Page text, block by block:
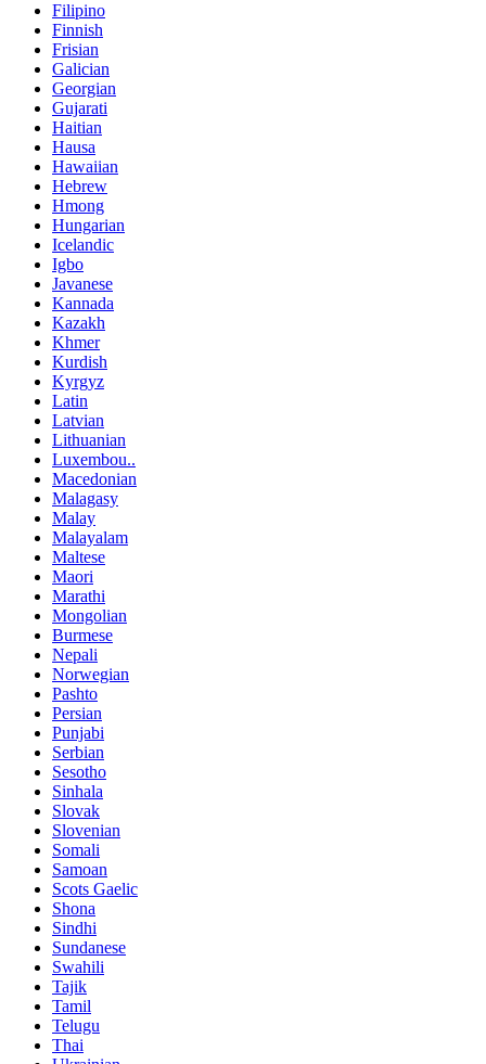
Filipino
Finnish
Frisian
Galician
Georgian
Gujarati
Haitian
Hausa
Hawaiian
Hebrew
Hmong
Hungarian
Icelandic
Igbo
Javanese
Kannada
Kazakh
Khmer
Kurdish
Kyrgyz
Latin
Latvian
Lithuanian
Luxembou..
Macedonian
Malagasy
Malay
Malayalam
Maltese
Maori
Marathi
Mongolian
Burmese
Nepali
Norwegian
Pashto
Persian
Punjabi
Serbian
Sesotho
Sinhala
Slovak
Slovenian
Somali
Samoan
Scots Gaelic
Shona
Sindhi
Sundanese
Swahili
Tajik
Tamil
Telugu
Thai